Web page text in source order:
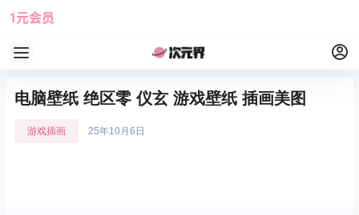
1元会员
电脑壁纸 绝区零 仪玄 游戏壁纸 插画美图
游戏插画 25年10月6日